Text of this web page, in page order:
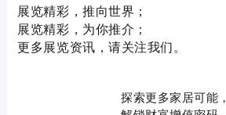
展览精彩，推向世界；
展览精彩，为你推介；
更多展览资讯，请关注我们。
探索更多家居可能，